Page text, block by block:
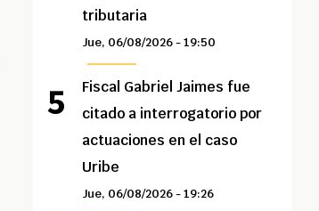
tributaria
Jue, 06/08/2026 - 19:50
Fiscal Gabriel Jaimes fue
citado a interrogatorio por
actuaciones en el caso
Uribe
Jue, 06/08/2026 - 19:26